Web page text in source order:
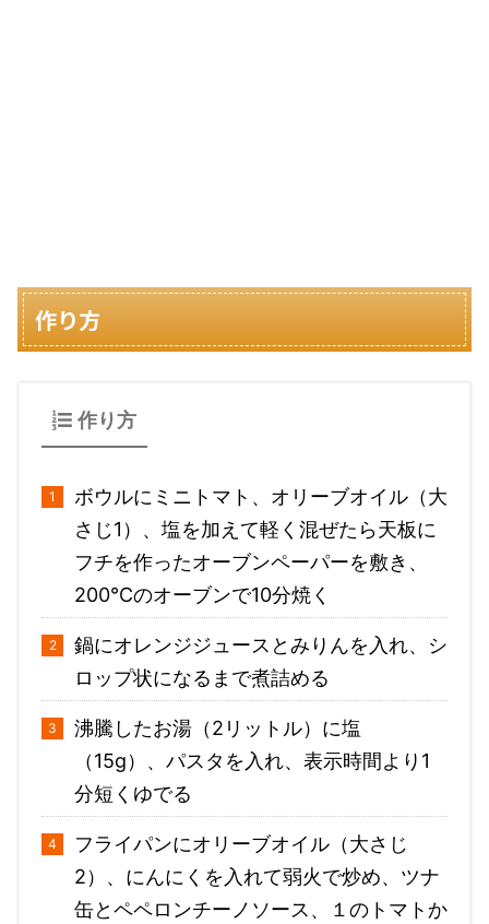
作り方
作り方
ボウルにミニトマト、オリーブオイル（大
さじ1）、塩を加えて軽く混ぜたら天板に
フチを作ったオーブンペーパーを敷き、
200℃のオーブンで10分焼く
鍋にオレンジジュースとみりんを入れ、シ
ロップ状になるまで煮詰める
沸騰したお湯（2リットル）に塩
（15g）、パスタを入れ、表示時間より1
分短くゆでる
フライパンにオリーブオイル（大さじ
2）、にんにくを入れて弱火で炒め、ツナ
缶とペペロンチーノソース、１のトマトか